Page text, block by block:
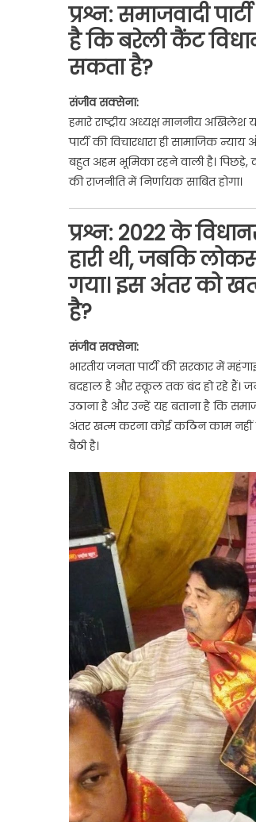
प्रश्न:समाजवादी
है कि बरेली कैंट
सकता है?
संजीव सक्सेना:
हमारे राष्ट्रीय अध्यक्ष माननीय
पार्टी की विचारधारा ही सामाजिक
बहुत अहम भूमिका रहने वाली है।
की राजनीति में निर्णायक साबित होगा।
प्रश्न: 2022 के
हारी थी, जबकि
गया। इस अंतर को
है?
संजीव सक्सेना:
भारतीय जनता पार्टी की सरकार में
बदहाल है और स्कूल तक बंद हो रहे हैं।
उठाना है और उन्हें यह बताना है कि
अंतर खत्म करना कोई कठिन काम नहीं
बैठी है।